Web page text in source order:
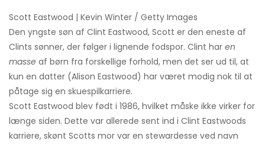
Scott Eastwood | Kevin Winter / Getty Images
Den yngste søn af Clint Eastwood, Scott er den eneste af
Clints sønner, der følger i lignende fodspor. Clint har en
masse af børn fra forskellige forhold, men det ser ud til, at
kun en datter (Alison Eastwood) har været modig nok til at
påtage sig en skuespilkarriere.
Scott Eastwood blev født i 1986, hvilket måske ikke virker for
længe siden. Dette var allerede sent ind i Clint Eastwoods
karriere, skønt Scotts mor var en stewardesse ved navn